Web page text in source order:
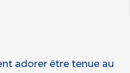
adorer être tenue au